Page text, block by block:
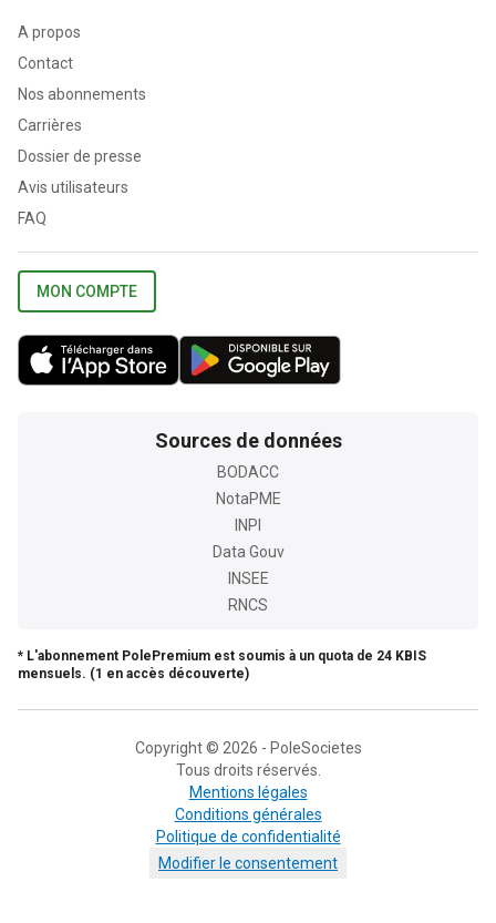
A propos
Contact
Nos abonnements
Carrières
Dossier de presse
Avis utilisateurs
FAQ
MON COMPTE
Sources de données
BODACC
NotaPME
INPI
Data Gouv
INSEE
RNCS
* L'abonnement PolePremium est soumis à un quota de 24 KBIS
mensuels. (1 en accès découverte)
Copyright © 2026 - PoleSocietes
Tous droits réservés.
Mentions légales
Conditions générales
Politique de confidentialité
Modifier le consentement